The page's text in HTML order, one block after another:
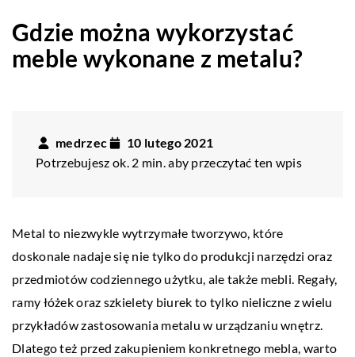
Gdzie można wykorzystać
meble wykonane z metalu?
medrzec
10 lutego 2021
Potrzebujesz ok. 2 min. aby przeczytać ten wpis
Metal to niezwykle wytrzymałe tworzywo, które
doskonale nadaje się nie tylko do produkcji narzędzi oraz
przedmiotów codziennego użytku, ale także mebli. Regały,
ramy łóżek oraz szkielety biurek to tylko nieliczne z wielu
przykładów zastosowania metalu w urządzaniu wnętrz.
Dlatego też przed zakupieniem konkretnego mebla, warto